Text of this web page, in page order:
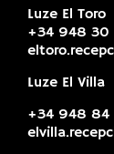
Luze El Toro
+34 948 30
Luze El Villa
+34 948 84